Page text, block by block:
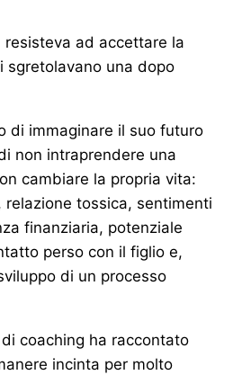
resisteva ad accettare la
sgretolavano una dopo
di immaginare il suo futuro
non intraprendere una
cambiare la propria vita:
tossica, sentimenti
finanziaria, potenziale
perso con il figlio e,
di un processo
coaching ha raccontato
incinta per molto